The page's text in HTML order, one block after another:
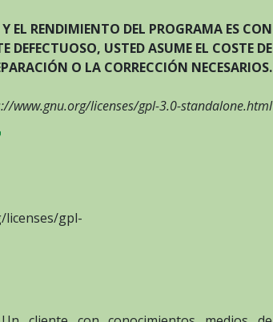
EL RENDIMIENTO DEL PROGRAMA ES CON
DEFECTUOSO, USTED ASUME EL COSTE DE
O LA CORRECCIÓN NECESARIOS.
www.gnu.org/licenses/gpl-3.0-standalone.html
licenses/gpl-